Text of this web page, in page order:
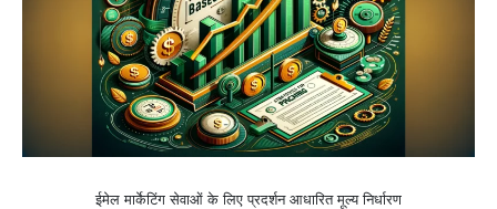
ईमेल मार्केटिंग सेवाओं के लिए प्रदर्शन आधारित मूल्य निर्धारण